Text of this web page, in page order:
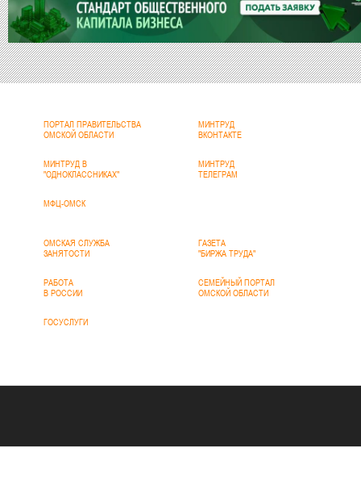
ПОРТАЛ ПРАВИТЕЛЬСТВА
ОМСКОЙ ОБЛАСТИ
МИНТРУД
ВКОНТАКТЕ
МИНТРУД В
"ОДНОКЛАССНИКАХ"
МИНТРУД
ТЕЛЕГРАМ
МФЦ-ОМСК
ОМСКАЯ СЛУЖБА
ЗАНЯТОСТИ
ГАЗЕТА
"БИРЖА ТРУДА"
РАБОТА
В РОССИИ
СЕМЕЙНЫЙ ПОРТАЛ
ОМСКОЙ ОБЛАСТИ
ГОСУСЛУГИ